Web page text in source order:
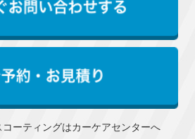
ーティングはカーケアセンターへ